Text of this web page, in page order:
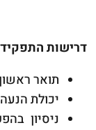
דרישות
תואר
יכולת
ניסיון